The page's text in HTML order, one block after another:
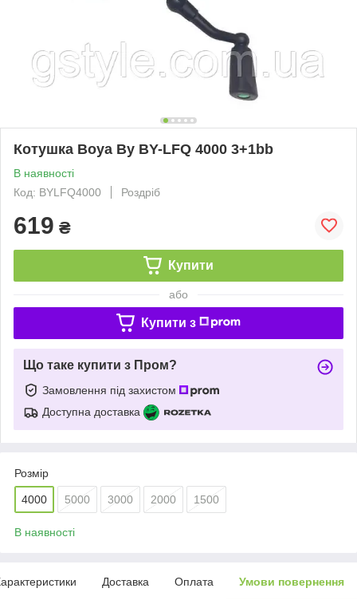
Котушка Boya By BY-LFQ 4000 3+1bb
В наявності
Код: BYLFQ4000
Роздріб
619 ₴
Купити
або
Купити з
Що таке купити з Пром?
Замовлення під захистом
Доступна доставка
Розмір
4000 5000 3000 2000 1500
В наявності
Доставка Оплата Умови повернення